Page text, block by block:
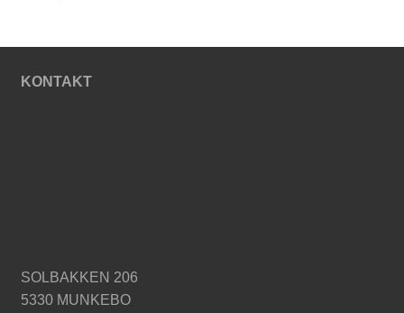
KONTAKT
SOLBAKKEN 206
5330 MUNKEBO